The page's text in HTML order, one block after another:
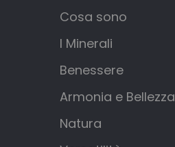
Cosa sono
I Minerali
Benessere
Armonia e Bellezza
Natura